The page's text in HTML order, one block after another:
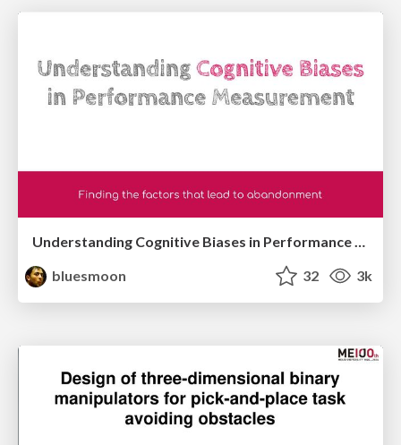
Understanding Cognitive Biases in Performance Measurement
bluesmoon
32 3k